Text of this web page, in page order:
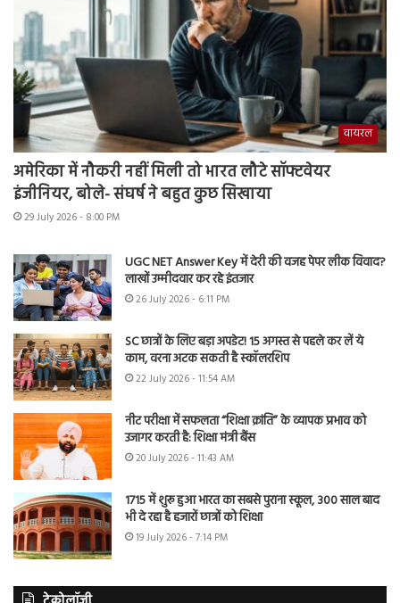
वायरल
अमेरिका में नौकरी नहीं मिली तो भारत लौटे सॉफ्टवेयर
इंजीनियर, बोले- संघर्ष ने बहुत कुछ सिखाया
29 July 2026 - 8:00 PM
UGC NET Answer Key में देरी की वजह पेपर लीक विवाद?
लाखों उम्मीदवार कर रहे इंतजार
26 July 2026 - 6:11 PM
SC छात्रों के लिए बड़ा अपडेट! 15 अगस्त से पहले कर लें ये
काम, वरना अटक सकती है स्कॉलरशिप
22 July 2026 - 11:54 AM
नीट परीक्षा में सफलता “शिक्षा क्रांति” के व्यापक प्रभाव को
उजागर करती है: शिक्षा मंत्री बैंस
20 July 2026 - 11:43 AM
1715 में शुरू हुआ भारत का सबसे पुराना स्कूल, 300 साल बाद
भी दे रहा है हजारों छात्रों को शिक्षा
19 July 2026 - 7:14 PM